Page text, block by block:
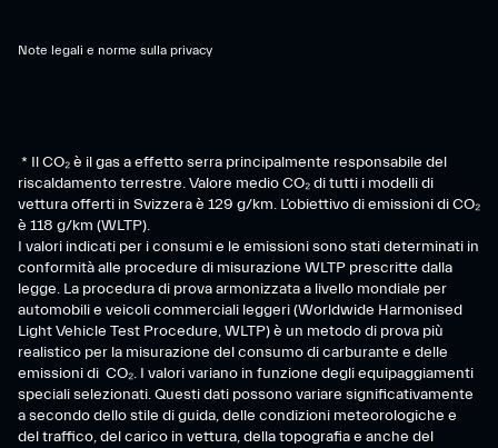
Note legali e norme sulla privacy
* Il CO₂ è il gas a effetto serra principalmente responsabile del
riscaldamento terrestre. Valore medio CO₂ di tutti i modelli di
vettura offerti in Svizzera è 129 g/km. L’obiettivo di emissioni di CO₂
è 118 g/km (WLTP).
I valori indicati per i consumi e le emissioni sono stati determinati in
conformità alle procedure di misurazione WLTP prescritte dalla
legge. La procedura di prova armonizzata a livello mondiale per
automobili e veicoli commerciali leggeri (Worldwide Harmonised
Light Vehicle Test Procedure, WLTP) è un metodo di prova più
realistico per la misurazione del consumo di carburante e delle
emissioni di CO₂. I valori variano in funzione degli equipaggiamenti
speciali selezionati. Questi dati possono variare significativamente
a secondo dello stile di guida, delle condizioni meteorologiche e
del traffico, del carico in vettura, della topografia e anche del